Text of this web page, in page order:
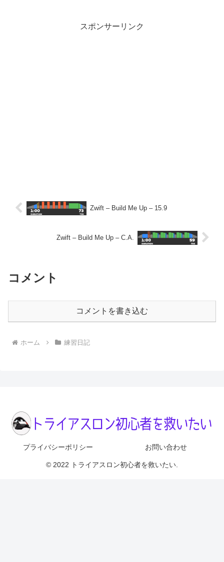
スポンサーリンク
Zwift – Build Me Up – 15.9
Zwift – Build Me Up – C.A.
コメント
コメントを書き込む
ホーム 練習日記
プライバシーポリシー お問い合わせ
© 2022 トライアスロン初心者を救いたい.